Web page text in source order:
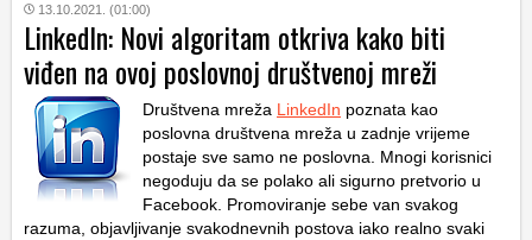
13.10.2021. (01:00)
LinkedIn: Novi algoritam otkriva kako biti
viđen na ovoj poslovnoj društvenoj mreži
Društvena mreža LinkedIn poznata kao
poslovna društvena mreža u zadnje vrijeme
postaje sve samo ne poslovna. Mnogi korisnici
negoduju da se polako ali sigurno pretvorio u
Facebook. Promoviranje sebe van svakog
razuma, objavljivanje svakodnevnih postova iako realno svaki